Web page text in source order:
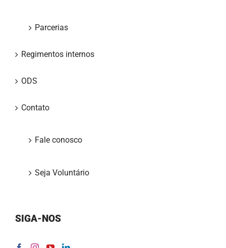
Parcerias
Regimentos internos
ODS
Contato
Fale conosco
Seja Voluntário
SIGA-NOS